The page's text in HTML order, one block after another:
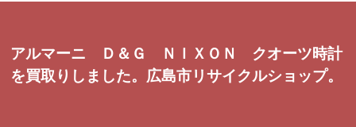
アルマーニ Ｄ＆Ｇ ＮＩＸＯＮ クオーツ時計
を買取りしました。広島市リサイクルショップ。